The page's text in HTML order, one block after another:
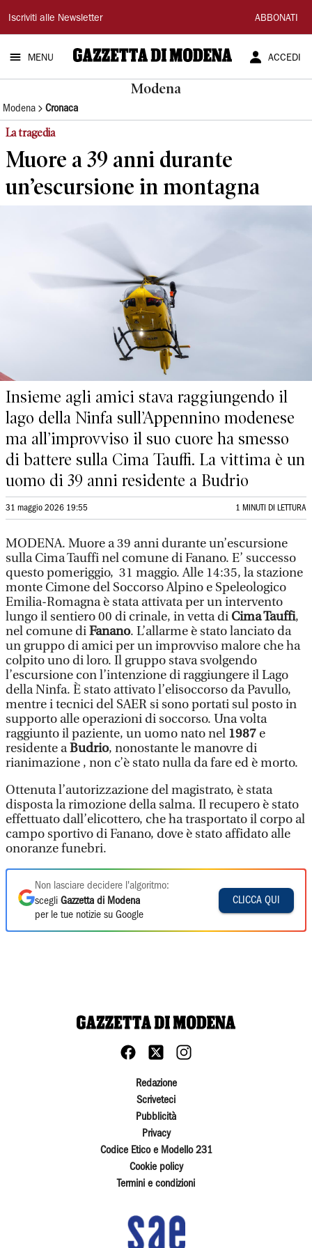
Gazzetta
di
Modena
Iscriviti alle Newsletter ABBONATI
MENU ACCEDI
Modena
Modena Cronaca
La tragedia
Muore a 39 anni durante
un’escursione in montagna
Insieme agli amici stava raggiungendo il
lago della Ninfa sull’Appennino modenese
ma all’improvviso il suo cuore ha smesso
di battere sulla Cima Tauffi. La vittima è un
uomo di 39 anni residente a Budrio
31 maggio 2026 19:55 1 MINUTI DI LETTURA
MODENA. Muore a 39 anni durante un’escursione
sulla Cima Tauffi nel comune di Fanano. E’ successo
questo pomeriggio, 31 maggio. Alle 14:35, la stazione
monte Cimone del Soccorso Alpino e Speleologico
Emilia-Romagna è stata attivata per un intervento
lungo il sentiero 00 di crinale, in vetta di Cima Tauffi,
nel comune diFanano. L’allarme è stato lanciato da
un gruppo di amici per un improvviso malore che ha
colpito uno di loro. Il gruppo stava svolgendo
l’escursione con l’intenzione di raggiungere il Lago
della Ninfa. È stato attivato l’elisoccorso da Pavullo,
mentre i tecnici del SAER si sono portati sul posto in
supporto alle operazioni di soccorso. Una volta
raggiunto il paziente, un uomo nato nel 1987 e
residente aBudrio, nonostante le manovre di
rianimazione , non c’è stato nulla da fare ed è morto.
Ottenuta l’autorizzazione del magistrato, è stata
disposta la rimozione della salma. Il recupero è stato
effettuato dall’elicottero, che ha trasportato il corpo al
campo sportivo di Fanano, dove è stato affidato alle
onoranze funebri.
Non lasciare decidere l'algoritmo:
scegli Gazzetta di Modena
per le tue notizie su Google
CLICCA QUI
Redazione
Scriveteci
Pubblicità
Privacy
Codice Etico e Modello 231
Cookie policy
Termini e condizioni